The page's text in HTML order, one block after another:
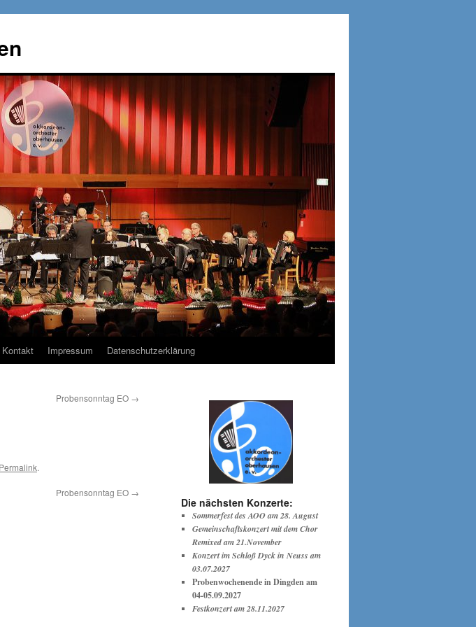
Kontakt Impressum Datenschutzerklärung
Probensonntag EO →
Permalink.
Probensonntag EO →
Die nächsten Konzerte:
Sommerfest des AOO am 28. August
Gemeinschaftskonzert mit dem Chor
Remixed am 21.November
Konzert im Schloß Dyck in Neuss am
03.07.2027
Probenwochenende in Dingden am
04-05.09.2027
Festkonzert am 28.11.2027